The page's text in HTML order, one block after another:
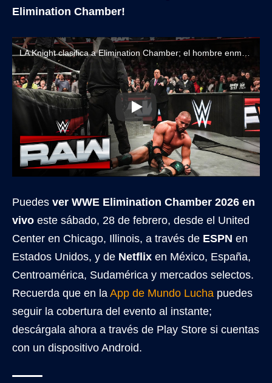
Elimination Chamber!
Puedes ver WWE Elimination Chamber 2026 en
vivo este sábado, 28 de febrero, desde el United
Center en Chicago, Illinois, a través de ESPN en
Estados Unidos, y de Netflix en México, España,
Centroamérica, Sudamérica y mercados selectos.
Recuerda que en la App de Mundo Lucha puedes
seguir la cobertura del evento al instante;
descárgala ahora a través de Play Store si cuentas
con un dispositivo Android.